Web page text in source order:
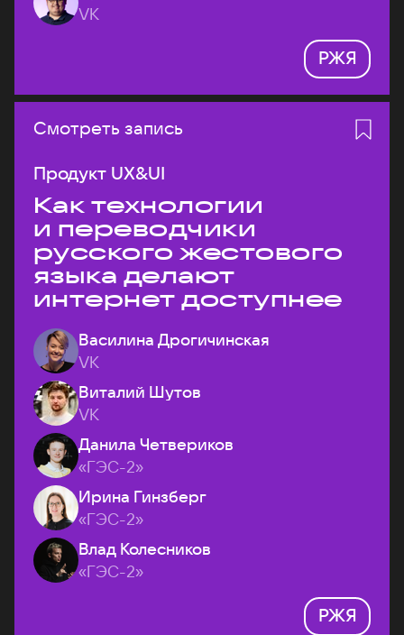
VK
РЖЯ
Смотреть запись
Продукт UX&UI
Как технологии
и переводчики
русского жестового
языка делают
интернет доступнее
Василина Дрогичинская
VK
Виталий Шутов
VK
Данила Четвериков
«ГЭС-2»
Ирина Гинзберг
«ГЭС-2»
Влад Колесников
«ГЭС-2»
РЖЯ